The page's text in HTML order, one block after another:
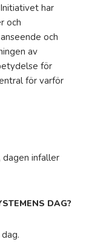
har
och
och
av
för
för varför
dagen infaller
DAG?